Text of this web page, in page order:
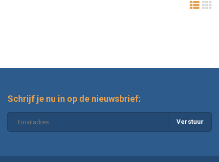
Schrijf je nu in op de nieuwsbrief:
Verstuur